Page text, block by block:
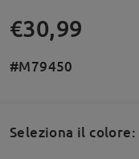
€30,99
#M79450
Seleziona il colore: